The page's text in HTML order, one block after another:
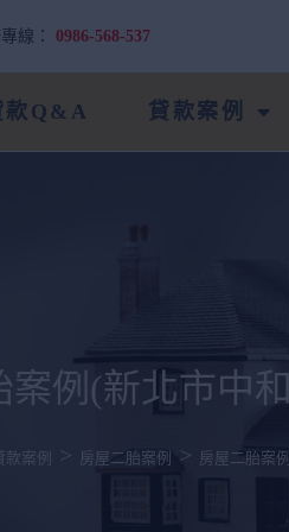
線： 0986-568-537
款Q&A 貸款案例
案例(新北市中
款案例 > 房屋二胎案例 > 房屋二胎案